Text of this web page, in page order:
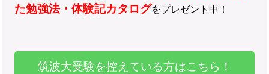
た勉強法・体験記カタログをプレゼント中！
筑波大受験を控えている方はこちら！